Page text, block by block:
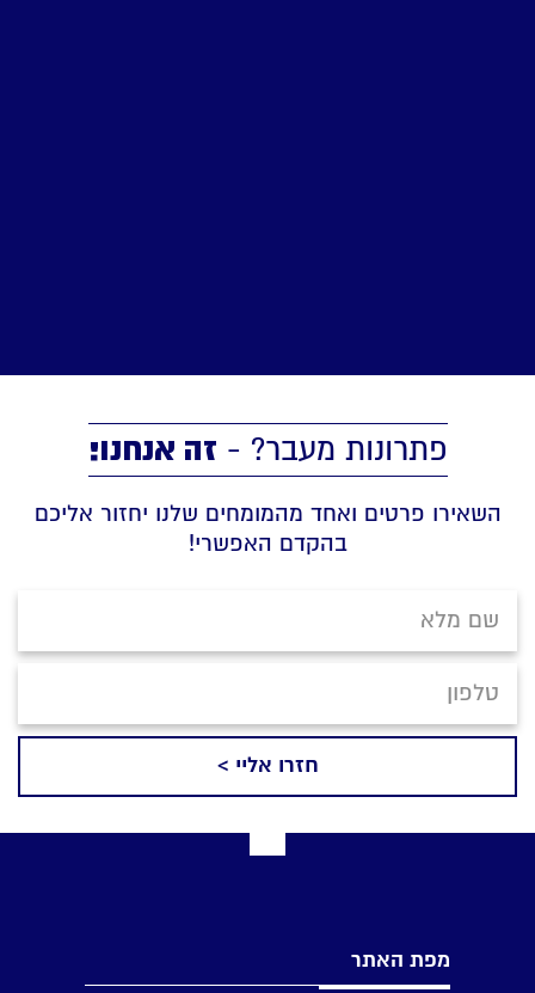
פתרונות מעבר? - זה אנחנו!
השאירו פרטים ואחד מהמומחים שלנו יחזור אליכם
בהקדם האפשרי!
מפת האתר